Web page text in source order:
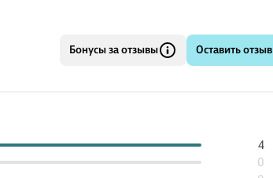
Бонусы за отзывы Оставить отзыв
0
4